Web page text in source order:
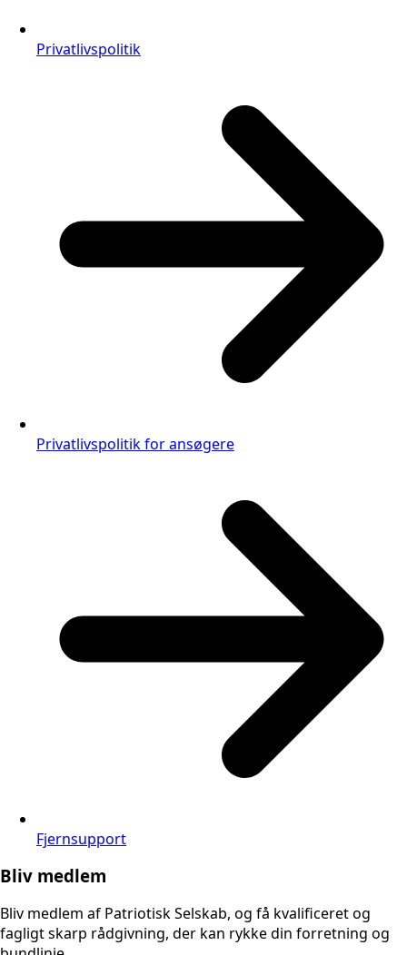
Privatlivspolitik
Privatlivspolitik for ansøgere
Fjernsupport
Bliv medlem
Bliv medlem af Patriotisk Selskab, og få kvalificeret og
fagligt skarp rådgivning, der kan rykke din forretning og